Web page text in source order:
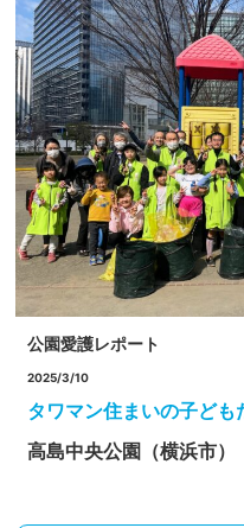
公園愛護レポート
2025/3/10
タワマン住まいの子ど
高島中央公園（横浜市）